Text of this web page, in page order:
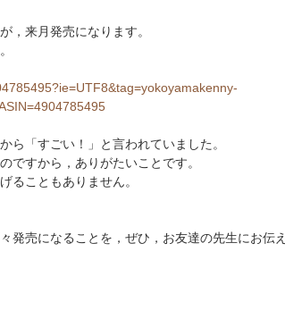
が，来月発売になります。
ら「すごい！」と言われていました。
ですから，ありがたいことです。
ることもありません。
発売になることを，ぜひ，お友達の先生にお伝え